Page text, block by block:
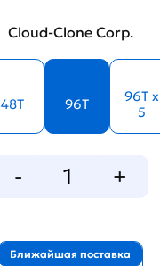
Cloud-Clone Corp.
48T 96T
96T x
5
Ближайшая поставка